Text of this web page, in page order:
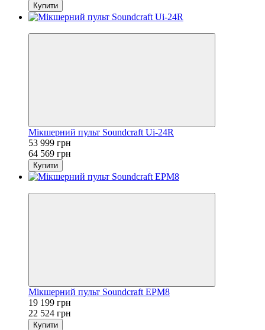
Купити
Мікшерний пульт Soundcraft Ui-24R
53 999 грн
64 569 грн
Купити
Мікшерний пульт Soundcraft EPM8
19 199 грн
22 524 грн
Купити